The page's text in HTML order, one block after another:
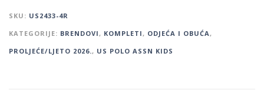
SKU: US2433-4R
KATEGORIJE: BRENDOVI, KOMPLETI, ODJEĆA I OBUĆA,
PROLJEĆE/LJETO 2026., US POLO ASSN KIDS